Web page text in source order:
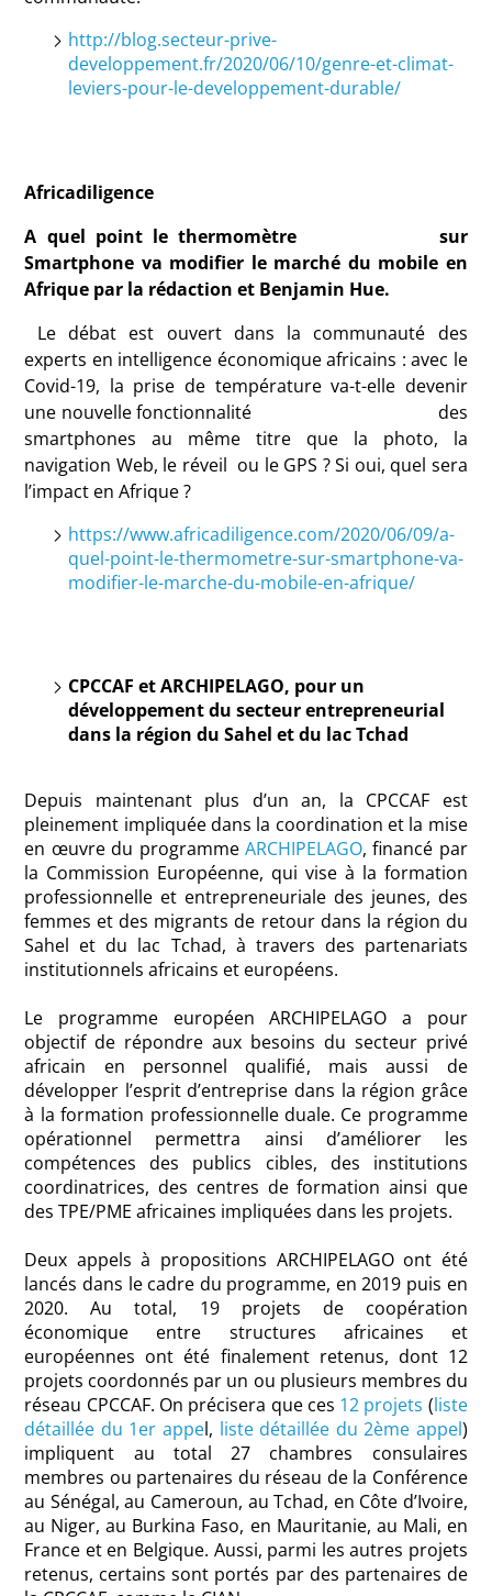
http://blog.secteur-prive-
developpement.fr/2020/06/10/genre-et-climat-
leviers-pour-le-developpement-durable/
Africadiligence
A quel point le thermomètre sur
Smartphone va modifier le marché du mobile en
Afrique par la rédaction et Benjamin Hue.
Le débat est ouvert dans la communauté des
experts en intelligence économique africains : avec le
Covid-19, la prise de température va-t-elle devenir
une nouvelle fonctionnalité des
smartphones au même titre que la photo, la
navigation Web, le réveil ou le GPS ? Si oui, quel sera
l’impact en Afrique ?
https://www.africadiligence.com/2020/06/09/a-
quel-point-le-thermometre-sur-smartphone-va-
modifier-le-marche-du-mobile-en-afrique/
CPCCAF et ARCHIPELAGO, pour un
développement du secteur entrepreneurial
dans la région du Sahel et du lac Tchad
Depuis maintenant plus d’un an, la CPCCAF est
pleinement impliquée dans la coordination et la mise
en œuvre du programme ARCHIPELAGO, financé par
la Commission Européenne, qui vise à la formation
professionnelle et entrepreneuriale des jeunes, des
femmes et des migrants de retour dans la région du
Sahel et du lac Tchad, à travers des partenariats
institutionnels africains et européens.
Le programme européen ARCHIPELAGO a pour
objectif de répondre aux besoins du secteur privé
africain en personnel qualifié, mais aussi de
développer l’esprit d’entreprise dans la région grâce
à la formation professionnelle duale. Ce programme
opérationnel permettra ainsi d’améliorer les
compétences des publics cibles, des institutions
coordinatrices, des centres de formation ainsi que
des TPE/PME africaines impliquées dans les projets.
Deux appels à propositions ARCHIPELAGO ont été
lancés dans le cadre du programme, en 2019 puis en
2020. Au total, 19 projets de coopération
économique entre structures africaines et
européennes ont été finalement retenus, dont 12
projets coordonnés par un ou plusieurs membres du
réseau CPCCAF. On précisera que ces 12 projets (liste
détaillée du 1er appel, liste détaillée du 2ème appel)
impliquent au total 27 chambres consulaires
membres ou partenaires du réseau de la Conférence
au Sénégal, au Cameroun, au Tchad, en Côte d’Ivoire,
au Niger, au Burkina Faso, en Mauritanie, au Mali, en
France et en Belgique. Aussi, parmi les autres projets
retenus, certains sont portés par des partenaires de